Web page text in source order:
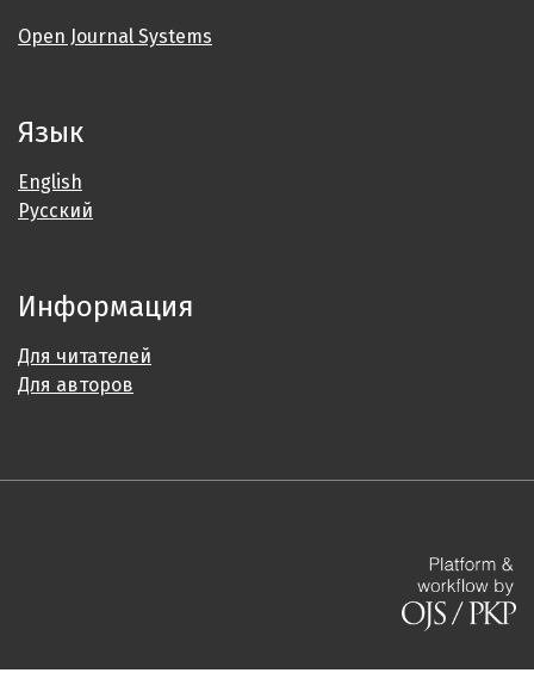
Open Journal Systems
Язык
English
Русский
Информация
Для читателей
Для авторов